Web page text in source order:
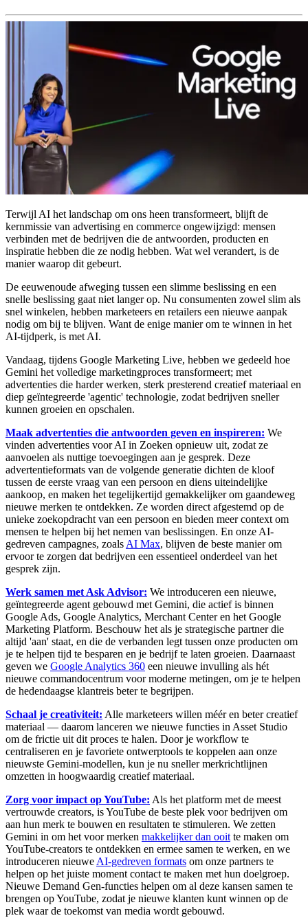
Terwijl AI het landschap om ons heen transformeert, blijft de
kernmissie van advertising en commerce ongewijzigd: mensen
verbinden met de bedrijven die de antwoorden, producten en
inspiratie hebben die ze nodig hebben. Wat wel verandert, is de
manier waarop dit gebeurt.
De eeuwenoude afweging tussen een slimme beslissing en een
snelle beslissing gaat niet langer op. Nu consumenten zowel slim als
snel winkelen, hebben marketeers en retailers een nieuwe aanpak
nodig om bij te blijven. Want de enige manier om te winnen in het
AI-tijdperk, is met AI.
Vandaag, tijdens Google Marketing Live, hebben we gedeeld hoe
Gemini het volledige marketingproces transformeert; met
advertenties die harder werken, sterk presterend creatief materiaal en
diep geïntegreerde 'agentic' technologie, zodat bedrijven sneller
kunnen groeien en opschalen.
Maak advertenties die antwoorden geven en inspireren: We
vinden advertenties voor AI in Zoeken opnieuw uit, zodat ze
aanvoelen als nuttige toevoegingen aan je gesprek. Deze
advertentieformats van de volgende generatie dichten de kloof
tussen de eerste vraag van een persoon en diens uiteindelijke
aankoop, en maken het tegelijkertijd gemakkelijker om gaandeweg
nieuwe merken te ontdekken. Ze worden direct afgestemd op de
unieke zoekopdracht van een persoon en bieden meer context om
mensen te helpen bij het nemen van beslissingen. En onze AI-
gedreven campagnes, zoals AI Max, blijven de beste manier om
ervoor te zorgen dat bedrijven een essentieel onderdeel van het
gesprek zijn.
Werk samen met Ask Advisor: We introduceren een nieuwe,
geïntegreerde agent gebouwd met Gemini, die actief is binnen
Google Ads, Google Analytics, Merchant Center en het Google
Marketing Platform. Beschouw het als je strategische partner die
altijd 'aan' staat, en die de verbanden legt tussen onze producten om
je te helpen tijd te besparen en je bedrijf te laten groeien. Daarnaast
geven we Google Analytics 360 een nieuwe invulling als hét
nieuwe commandocentrum voor moderne metingen, om je te helpen
de hedendaagse klantreis beter te begrijpen.
Schaal je creativiteit: Alle marketeers willen méér en beter creatief
materiaal — daarom lanceren we nieuwe functies in Asset Studio
om de frictie uit dit proces te halen. Door je workflow te
centraliseren en je favoriete ontwerptools te koppelen aan onze
nieuwste Gemini-modellen, kun je nu sneller merkrichtlijnen
omzetten in hoogwaardig creatief materiaal.
Zorg voor impact op YouTube: Als het platform met de meest
vertrouwde creators, is YouTube de beste plek voor bedrijven om
aan hun merk te bouwen en resultaten te stimuleren. We zetten
Gemini in om het voor merken makkelijker dan ooit te maken om
YouTube-creators te ontdekken en ermee samen te werken, en we
introduceren nieuwe AI-gedreven formats om onze partners te
helpen op het juiste moment contact te maken met hun doelgroep.
Nieuwe Demand Gen-functies helpen om al deze kansen samen te
brengen op YouTube, zodat je nieuwe klanten kunt winnen op de
plek waar de toekomst van media wordt gebouwd.